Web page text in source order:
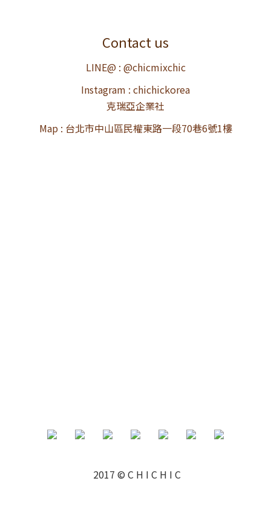
Contact us
LINE@ : @chicmixchic
Instagram : chichickorea
克瑞亞企業社
Map : 台北市中山區民權東路一段70巷6號1樓
2017 © C H I C H I C